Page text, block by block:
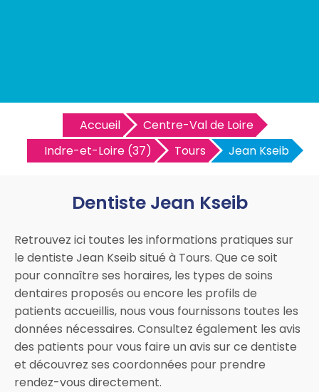
Accueil
Centre-Val de Loire
Indre-et-Loire (37)
Tours Jean Kseib
Dentiste Jean Kseib
Retrouvez ici toutes les informations pratiques sur
le dentiste Jean Kseib situé à Tours. Que ce soit
pour connaître ses horaires, les types de soins
dentaires proposés ou encore les profils de
patients accueillis, nous vous fournissons toutes les
données nécessaires. Consultez également les avis
des patients pour vous faire un avis sur ce dentiste
et découvrez ses coordonnées pour prendre
rendez-vous directement.